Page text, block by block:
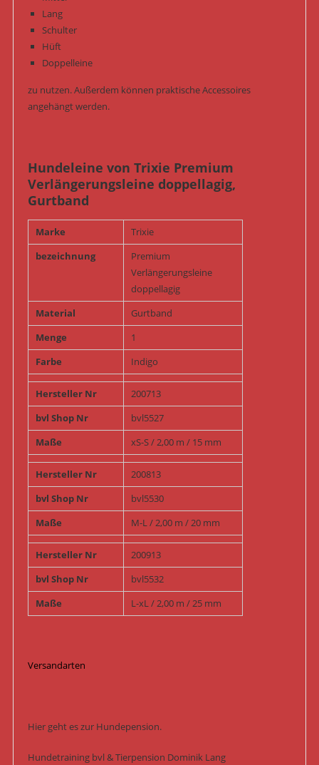
Lang
Schulter
Hüft
Doppelleine
zu nutzen. Außerdem können praktische Accessoires
angehängt werden.
Hundeleine von Trixie Premium
Verlängerungsleine doppellagig,
Gurtband
Marke
Trixie
bezeichnung
Premium
Verlängerungsleine
doppellagig
Material
Gurtband
Menge
1
Farbe
Indigo
Hersteller Nr
200713
bvl Shop Nr
bvl5527
Maße
xS-S / 2,00 m / 15 mm
Hersteller Nr
200813
bvl Shop Nr
bvl5530
Maße
M-L / 2,00 m / 20 mm
Hersteller Nr
200913
bvl Shop Nr
bvl5532
Maße
L-xL / 2,00 m / 25 mm
Versandarten
Hier geht es zur Hundepension.
Hundetraining bvl & Tierpension Dominik Lang